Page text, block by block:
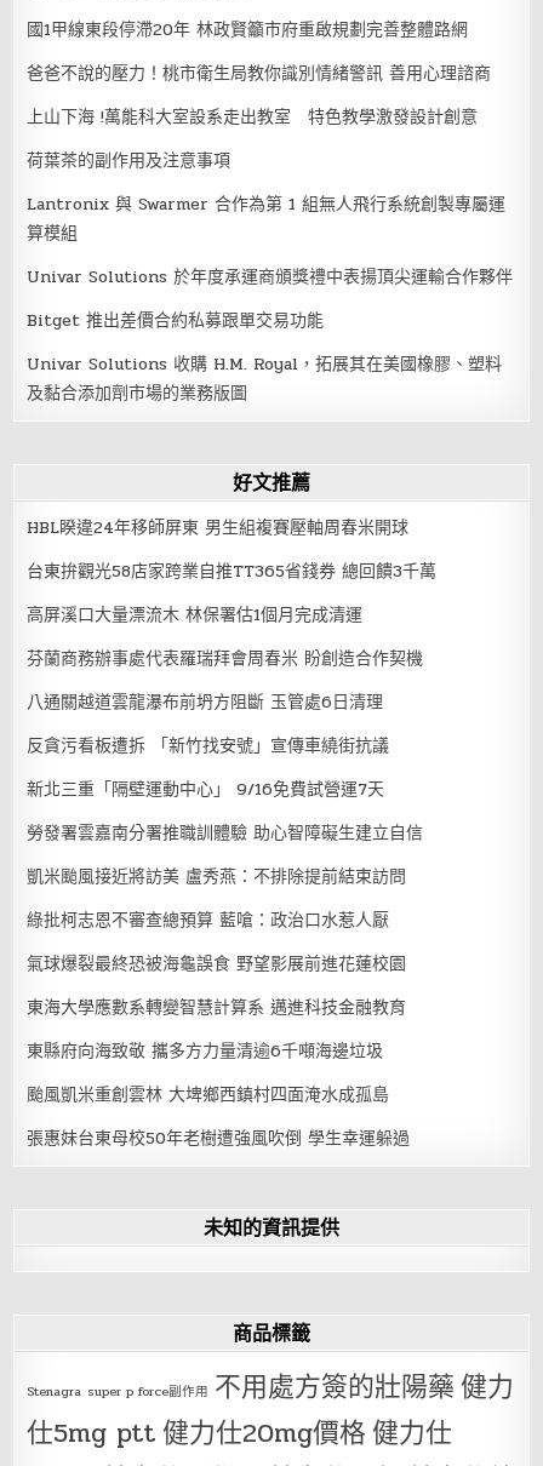
國1甲線東段停滯20年 林政賢籲市府重啟規劃完善整體路網
爸爸不說的壓力！桃市衛生局教你識別情緒警訊 善用心理諮商
上山下海 !萬能科大室設系走出教室 特色教學激發設計創意
荷葉茶的副作用及注意事項
Lantronix 與 Swarmer 合作為第 1 組無人飛行系統創製專屬運
算模組
Univar Solutions 於年度承運商頒獎禮中表揚頂尖運輸合作夥伴
Bitget 推出差價合約私募跟單交易功能
Univar Solutions 收購 H.M. Royal，拓展其在美國橡膠、塑料
及黏合添加劑市場的業務版圖
好文推薦
HBL睽違24年移師屏東 男生組複賽壓軸周春米開球
台東拚觀光58店家跨業自推TT365省錢券 總回饋3千萬
高屏溪口大量漂流木 林保署估1個月完成清運
芬蘭商務辦事處代表羅瑞拜會周春米 盼創造合作契機
八通關越道雲龍瀑布前坍方阻斷 玉管處6日清理
反貪污看板遭拆 「新竹找安號」宣傳車繞街抗議
新北三重「隔壁運動中心」 9/16免費試營運7天
勞發署雲嘉南分署推職訓體驗 助心智障礙生建立自信
凱米颱風接近將訪美 盧秀燕：不排除提前結束訪問
綠批柯志恩不審查總預算 藍嗆：政治口水惹人厭
氣球爆裂最終恐被海龜誤食 野望影展前進花蓮校園
東海大學應數系轉變智慧計算系 邁進科技金融教育
東縣府向海致敬 攜多方力量清逾6千噸海邊垃圾
颱風凱米重創雲林 大埤鄉西鎮村四面淹水成孤島
張惠妹台東母校50年老樹遭強風吹倒 學生幸運躲過
未知的資訊提供
商品標籤
Stenagra super p force副作用 不用處方簽的壯陽藥健力
仕5mg ptt健力仕20mg價格健力仕